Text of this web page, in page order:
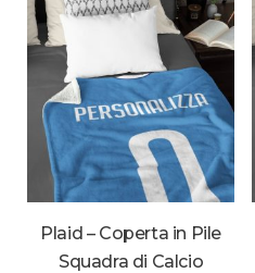
Plaid – Coperta in Pile
Squadra di Calcio